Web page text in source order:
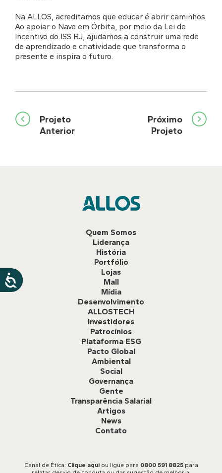
Na ALLOS, acreditamos que educar é abrir caminhos.
Ao apoiar o Nave em Órbita, por meio da Lei de
Incentivo do ISS RJ, ajudamos a construir uma rede
de aprendizado e criatividade que transforma o
presente e inspira o futuro.
Navegação
Projeto
Anterior
Próximo
Projeto
Quem Somos
Liderança
História
Portfólio
Lojas
Mall
Mídia
Desenvolvimento
ALLOSTECH
Investidores
Patrocínios
Plataforma ESG
Pacto Global
Ambiental
Social
Governança
Gente
Transparência Salarial
Artigos
News
Contato
Canal de Ética: Clique aquiou ligue para 0800 591 8825para